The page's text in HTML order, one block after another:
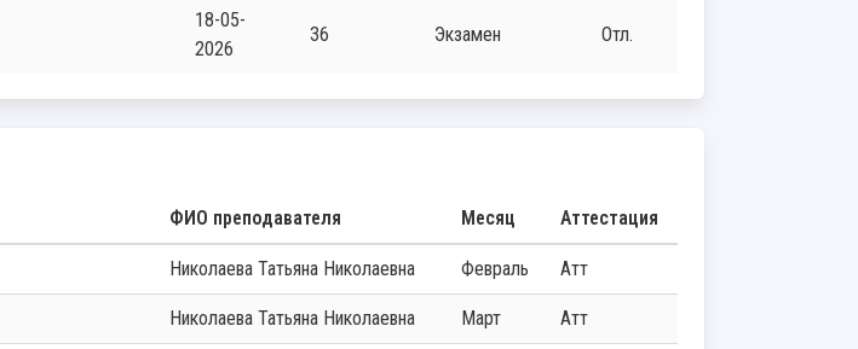
18-05-
2026
36 экзамен Отл.
ФИО преподавателя Месяц Аттестация
Николаева Татьяна Николаевна Февраль Атт
Николаева Татьяна Николаевна Март Атт